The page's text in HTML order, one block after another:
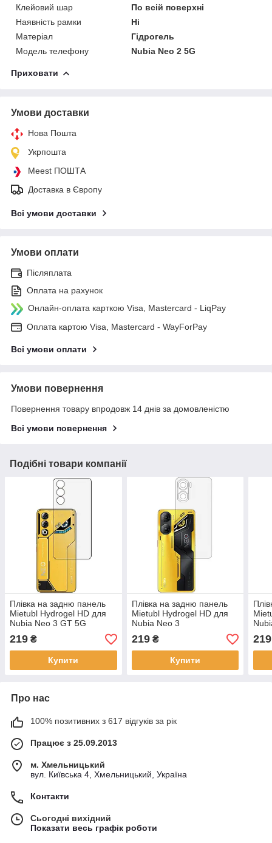
Клейовий шар
По всій поверхні
Наявність рамки
Ні
Матеріал
Гідрогель
Модель телефону
Nubia Neo 2 5G
Приховати
Умови доставки
Нова Пошта
Укрпошта
Meest ПОШТА
Доставка в Європу
Всі умови доставки
Умови оплати
Післяплата
Оплата на рахунок
Онлайн-оплата карткою Visa, Mastercard - LiqPay
Оплата картою Visa, Mastercard - WayForPay
Всі умови оплати
Умови повернення
Повернення товару впродовж 14 днів за домовленістю
Всі умови повернення
Подібні товари компанії
Плівка на задню панель
Mietubl Hydrogel HD для
Nubia Neo 3 GT 5G
219 ₴
Купити
Плівка на задню панель
Mietubl Hydrogel HD для
Nubia Neo 3
219₴
Купити
219
Про нас
100% позитивних з 617 відгуків за рік
Працює з 25.09.2013
м. Хмельницький
вул. Київська 4, Хмельницький, Україна
Контакти
Сьогодні вихідний
Показати весь графік роботи